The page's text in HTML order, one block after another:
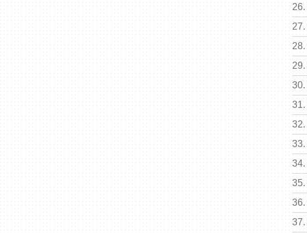
26.
27.
28.
29.
30.
31.
32.
33.
34.
35.
36.
37.